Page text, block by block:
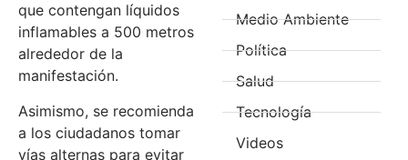
que contengan líquidos
inflamables a 500 metros
alrededor de la
manifestación.
Asimismo, se recomienda
a los ciudadanos tomar
vías alternas para evitar
Medio Ambiente
Política
Salud
Tecnología
Videos